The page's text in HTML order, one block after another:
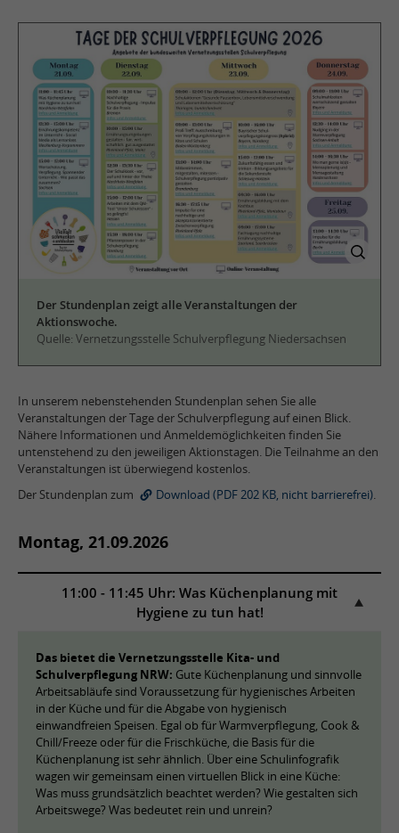
Der Stundenplan zeigt alle Veranstaltungen der
Aktionswoche.
Quelle: Vernetzungsstelle Schulverpflegung Niedersachsen
In unserem nebenstehenden Stundenplan sehen Sie alle
Veranstaltungen der Tage der Schulverpflegung auf einen Blick.
Nähere Informationen und Anmeldemöglichkeiten finden Sie
untenstehend zu den jeweiligen Aktionstagen. Die Teilnahme an den
Veranstaltungen ist überwiegend kostenlos.
Der Stundenplan zum
Download (PDF 202 KB, nicht barrierefrei).
Montag, 21.09.2026
11:00 - 11:45 Uhr: Was Küchenplanung mit
Hygiene zu tun hat!
Das bietet die Vernetzungsstelle Kita- und
Schulverpflegung NRW: Gute Küchenplanung und sinnvolle
Arbeitsabläufe sind Voraussetzung für hygienisches Arbeiten
in der Küche und für die Abgabe von hygienisch
einwandfreien Speisen. Egal ob für Warmverpflegung, Cook &
Chill/Freeze oder für die Frischküche, die Basis für die
Küchenplanung ist sehr ähnlich. Über eine Schulinfografik
wagen wir gemeinsam einen virtuellen Blick in eine Küche:
Was muss grundsätzlich beachtet werden? Wie gestalten sich
Arbeitswege? Was bedeutet rein und unrein?